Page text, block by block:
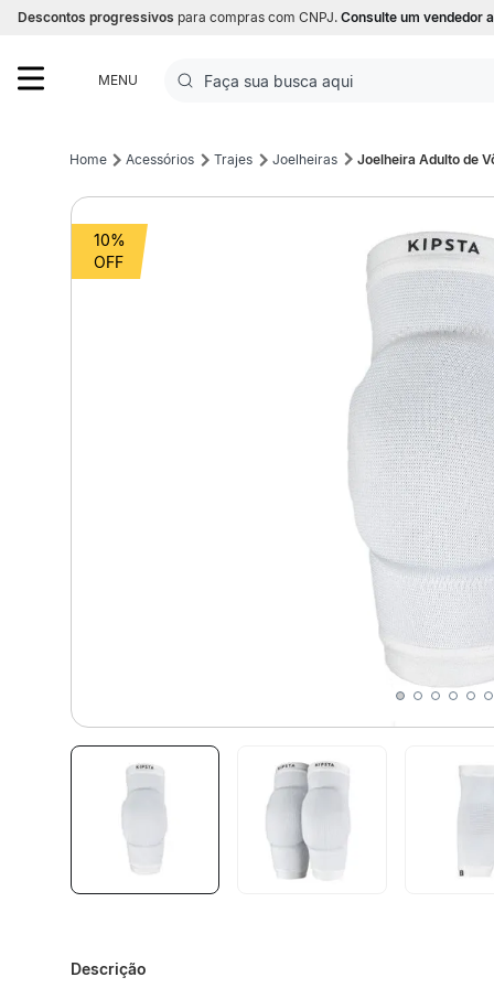
Descontos progressivos para compras com CNPJ. Consulte um vendedor
MENU
Faça sua busca aqui
1ºFutebol
Acessórios Trajes Joelheiras Joelheira Adulto de
10%
Descrição